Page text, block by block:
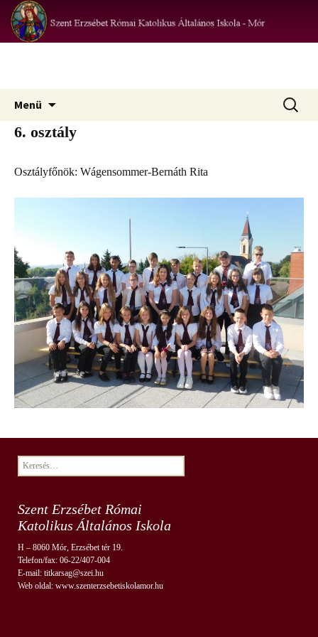
Szent Erzsébet Római Katolikus
Iskola – Mór
az iskola hivatalos honlapja
Menü
tartalomhoz
Keresés:
6. osztály
Osztályfőnök: Wágensommer-Bernáth Rita
Keresés:
Szent Erzsébet Római
Katolikus Általános Iskola
H – 8060 Mór, Erzsébet tér 19.
Telefon/fax: 06-22/407-004
E-mail: titkarsag@szei.hu
Web oldal: www.szenterzsebetiskolamor.hu